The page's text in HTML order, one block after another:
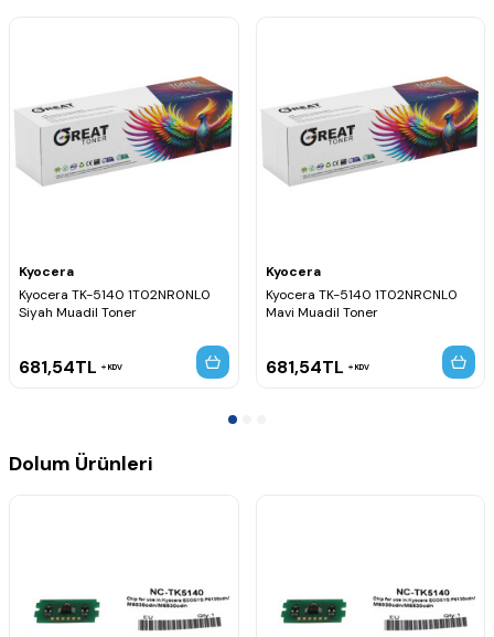
Kyocera
Kyocera TK-5140 1T02NR0NL0
Siyah Muadil Toner
681,54TL KDV
Kyocera
Kyocera TK-5140 1T02NRCNL0
Mavi Muadil Toner
681,54TL KDV
Dolum Ürünleri